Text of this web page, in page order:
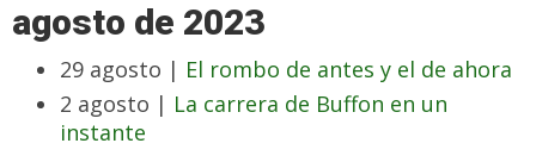
agosto de 2023
29 agosto | El rombo de antes y el de ahora
2 agosto | La carrera de Buffon en un
instante